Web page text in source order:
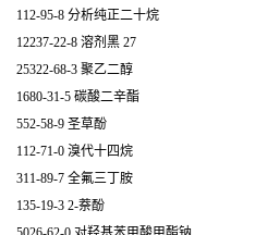
112-95-8 分析纯正二十烷
12237-22-8 溶剂黑 27
25322-68-3 聚乙二醇
1680-31-5 碳酸二辛酯
552-58-9 圣草酚
112-71-0 溴代十四烷
311-89-7 全氟三丁胺
135-19-3 2-萘酚